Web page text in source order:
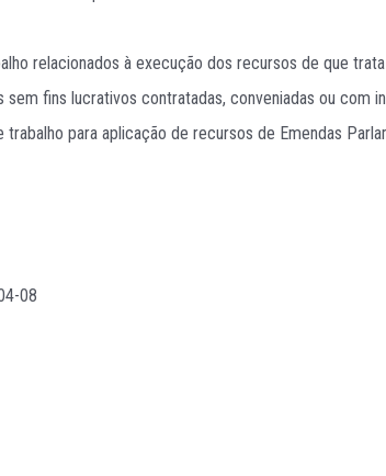
relacionados à execução dos recursos de que
sem fins lucrativos contratadas, conveniadas ou
trabalho para aplicação de recursos de Emendas
08